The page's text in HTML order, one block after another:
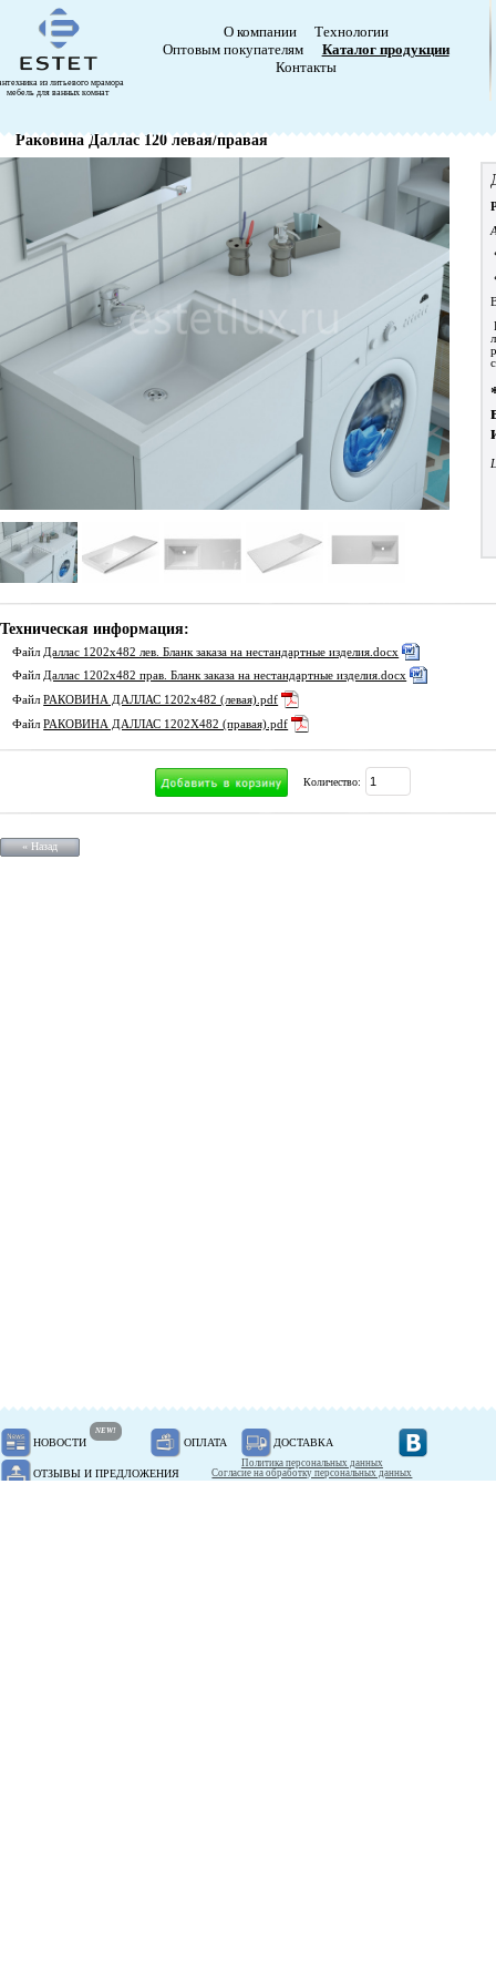
из литьевого мрамора
мебель для ванных комнат
О компании
Технологии
Оптовым покупателям
Каталог продукции
Контакты
Раковина Даллас 120 левая/правая
Техническая информация:
Файл Даллас 1202х482 лев. Бланк заказа на нестандартные изделия.docx
Файл Даллас 1202х482 прав. Бланк заказа на нестандартные изделия.docx
ФайлРАКОВИНА ДАЛЛАС 1202х482 (левая).pdf
ФайлРАКОВИНА ДАЛЛАС 1202Х482 (правая).pdf
Количество:
« Назад
НОВОСТИ
NEW!
ОПЛАТА ДОСТАВКА
ОТЗЫВЫ И ПРЕДЛОЖЕНИЯ
Политика персональных данных
Согласие на обработку персональных данных